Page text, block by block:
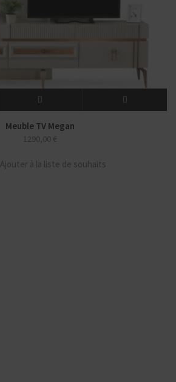
Meuble TV Megan
1290,00 €
Ajouter à la liste de souhaits